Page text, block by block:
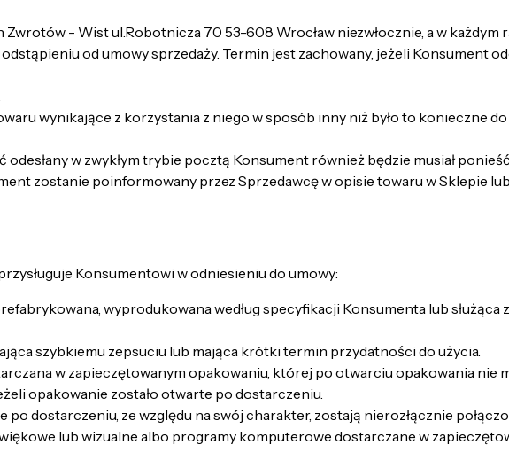
- Wist ul.Robotnicza 70 53-608 Wrocław niezwłocznie, a w każdym
od umowy sprzedaży. Termin jest zachowany, jeżeli Konsument
wynikające z korzystania z niego w sposób inny niż było to konieczne
w zwykłym trybie pocztą Konsument również będzie musiał
zostanie poinformowany przez Sprzedawcę w opisie towaru w Sklepie lub
Konsumentowi w odniesieniu do umowy:
wyprodukowana według specyfikacji Konsumenta lub służąca
szybkiemu zepsuciu lub mająca krótki termin przydatności do użycia.
w zapieczętowanym opakowaniu, której po otwarciu opakowania nie
opakowanie zostało otwarte po dostarczeniu.
dostarczeniu, ze względu na swój charakter, zostają nierozłącznie
lub wizualne albo programy komputerowe dostarczane w